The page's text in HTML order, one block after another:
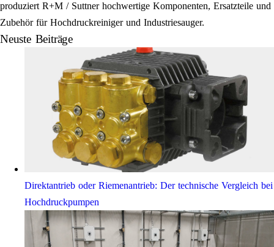
produziert R+M / Suttner hochwertige Komponenten, Ersatzteile und
Zubehör für Hochdruckreiniger und Industriesauger.
Neuste Beiträge
Direktantrieb oder Riemenantrieb: Der technische Vergleich bei
Hochdruckpumpen